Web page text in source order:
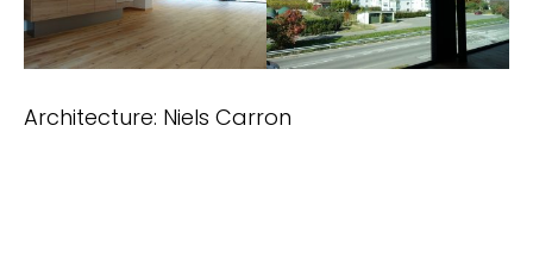
Architecture: Niels Carron